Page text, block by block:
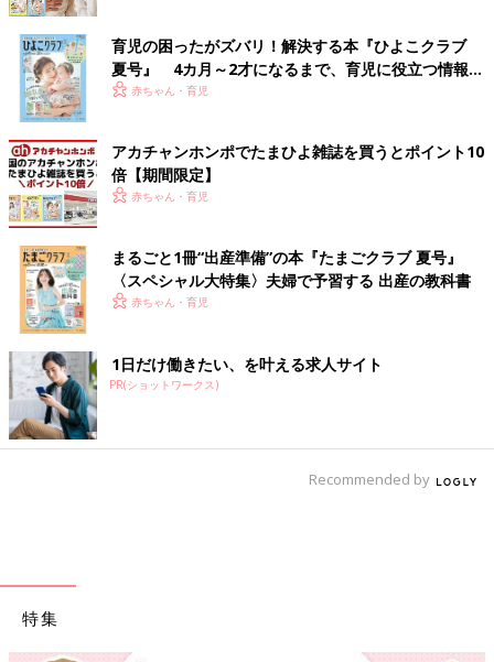
育児の困ったがズバリ！解決する本『ひよこクラブ
夏号』 4カ月～2才になるまで、育児に役立つ情報が
いっぱい！
赤ちゃん・育児
アカチャンホンポでたまひよ雑誌を買うとポイント10
倍【期間限定】
赤ちゃん・育児
まるごと1冊“出産準備”の本『たまごクラブ 夏号』
〈スペシャル大特集〉夫婦で予習する 出産の教科書
赤ちゃん・育児
1日だけ働きたい、を叶える求人サイト
PR(ショットワークス)
Recommended by
特集